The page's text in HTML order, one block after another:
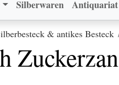
Silberwaren Antiquariat
& antikes Besteck